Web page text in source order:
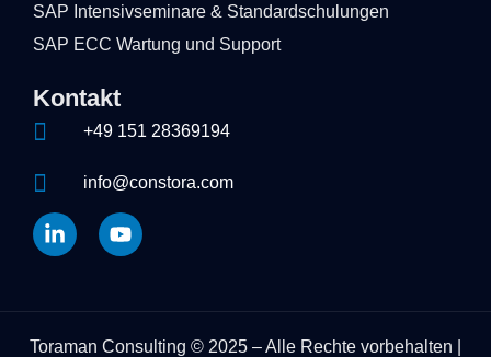
SAP Intensivseminare & Standardschulungen
SAP ECC Wartung und Support
Kontakt
+49 151 28369194
info@constora.com
Toraman Consulting © 2025 – Alle Rechte vorbehalten |